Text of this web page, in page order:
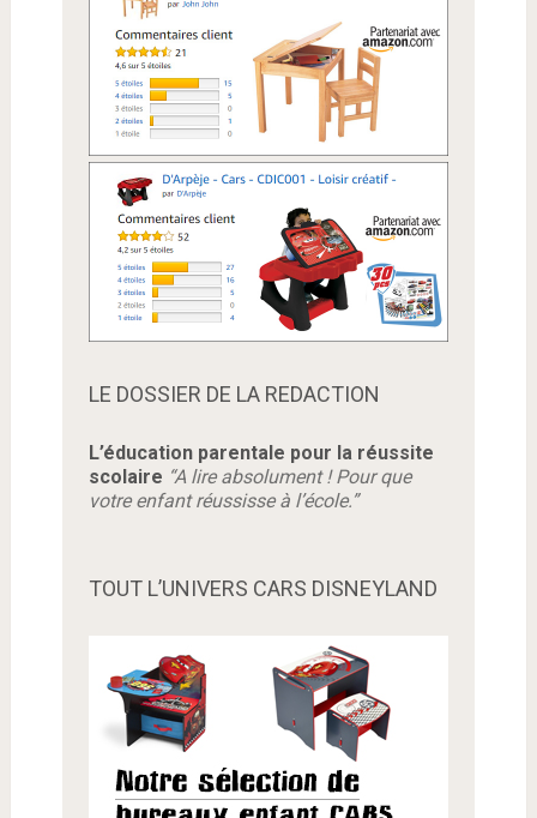
LE DOSSIER DE LA REDACTION
L’éducation parentale pour la réussite
scolaire “A lire absolument ! Pour que
votre enfant réussisse à l’école.”
TOUT L’UNIVERS CARS DISNEYLAND